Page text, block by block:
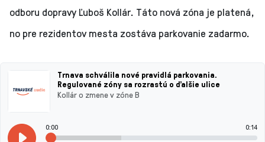
odboru dopravy Ľuboš Kollár. Táto nová zóna je platená,
no pre rezidentov mesta zostáva parkovanie zadarmo.
Trnava schválila nové pravidlá parkovania.
Regulované zóny sa rozrastú o ďalšie ulice
Kollár o zmene v zóne B
0:00 0:14